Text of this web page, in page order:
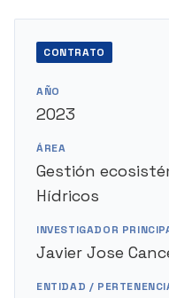
CONTRATO
AÑO
2023
ÁREA
Gestión
Hídricos
INVESTIGADOR
Javier Jose
ENTIDAD /